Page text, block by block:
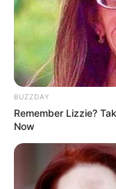
10 Pose
Mainstream
Banget
BUZZDAY
Remember Lizzie?
Now